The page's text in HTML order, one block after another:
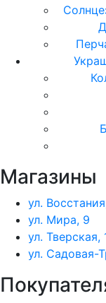
Магазины
ул.
ул. Мира, 9
ул. Тверская,
ул. Садовая-